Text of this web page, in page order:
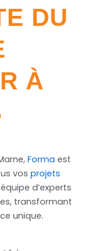
DU
À
Forma est
vos projets
d’experts
transformant
unique.